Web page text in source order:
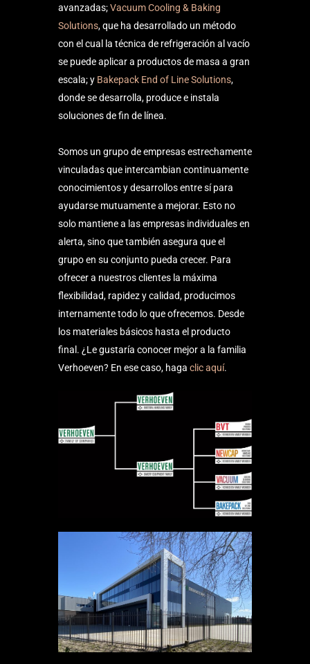
avanzadas;Vacuum Cooling & Baking
Solutions, que ha desarrollado un método
con el cual la técnica de refrigeración al vacío
se puede aplicar a productos de masa a gran
escala; y Bakepack End of Line Solutions,
donde se desarrolla, produce e instala
soluciones de fin de línea.
Somos un grupo de empresas estrechamente
vinculadas que intercambian continuamente
conocimientos y desarrollos entre sí para
ayudarse mutuamente a mejorar. Esto no
solo mantiene a las empresas individuales en
alerta, sino que también asegura que el
grupo en su conjunto pueda crecer. Para
ofrecer a nuestros clientes la máxima
flexibilidad, rapidez y calidad, producimos
internamente todo lo que ofrecemos. Desde
los materiales básicos hasta el producto
final. ¿Le gustaría conocer mejor a la familia
Verhoeven? En ese caso, haga clic aquí.